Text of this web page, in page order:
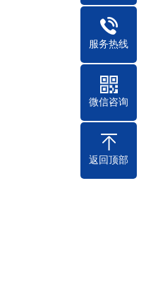
服务热线
微信咨询
返回顶部